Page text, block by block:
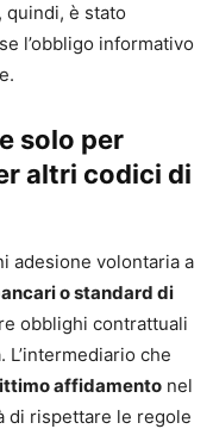
quindi, è stato
se l’obbligo informativo
solo per
altri codici di
adesione volontaria a
o standard di
obblighi contrattuali
che
affidamento nel
di rispettare le regole